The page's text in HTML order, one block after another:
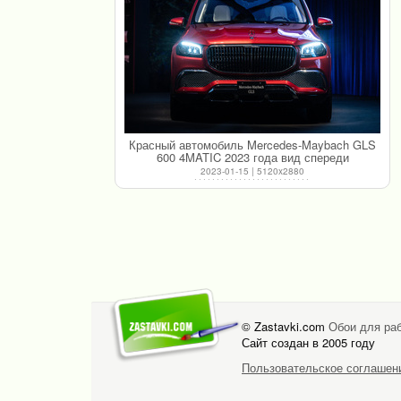
Красный автомобиль Mercedes-Maybach GLS
600 4MATIC 2023 года вид спереди
2023-01-15 | 5120x2880
© Zastavki.com Обои для
Сайт создан в 2005 году
Пользовательское